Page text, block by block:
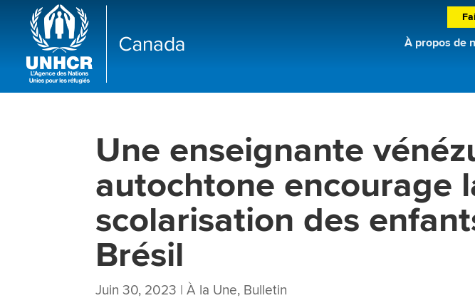
À propos de
Une enseignante
autochtone encourage
scolarisation des
Brésil
Juin 30, 2023 |À la Une, Bulletin